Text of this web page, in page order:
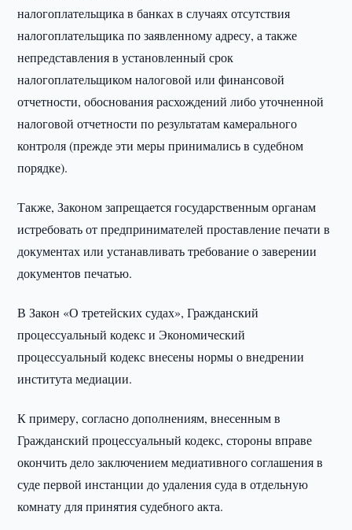
налогоплательщика в банках в случаях отсутствия
налогоплательщика по заявленному адресу, а также
непредставления в установленный срок
налогоплательщиком налоговой или финансовой
отчетности, обоснования расхождений либо уточненной
налоговой отчетности по результатам камерального
контроля (прежде эти меры принимались в судебном
порядке).
Также, Законом запрещается государственным органам
истребовать от предпринимателей проставление печати в
документах или устанавливать требование о заверении
документов печатью.
В Закон «О третейских судах», Гражданский
процессуальный кодекс и Экономический
процессуальный кодекс внесены нормы о внедрении
института медиации.
К примеру, согласно дополнениям, внесенным в
Гражданский процессуальный кодекс, стороны вправе
окончить дело заключением медиативного соглашения в
суде первой инстанции до удаления суда в отдельную
комнату для принятия судебного акта.